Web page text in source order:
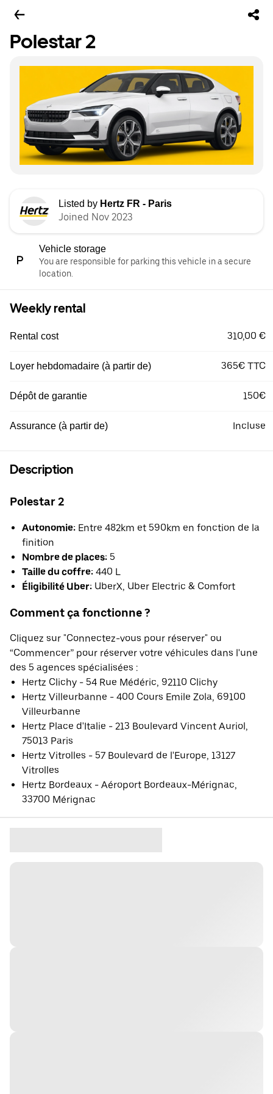
Polestar 2
Listed by Hertz FR - Paris
Joined Nov 2023
Vehicle storage
You are responsible for parking this vehicle in a secure
location.
Weekly rental
Rental cost 310,00 €
Loyer hebdomadaire (à partir de) 365€ TTC
Dépôt de garantie 150€
Assurance (à partir de) Incluse
Description
Polestar 2
Autonomie: Entre 482km et 590km en fonction de la
finition
Nombre de places: 5
Taille du coffre: 440 L
Éligibilité Uber: UberX, Uber Electric & Comfort
Comment ça fonctionne ?
Cliquez sur "Connectez-vous pour réserver" ou
“Commencer” pour réserver votre véhicules dans l'une
des 5 agences spécialisées :
Hertz Clichy - 54 Rue Médéric, 92110 Clichy
Hertz Villeurbanne - 400 Cours Emile Zola, 69100
Villeurbanne
Hertz Place d'Italie - 213 Boulevard Vincent Auriol,
75013 Paris
Hertz Vitrolles - 57 Boulevard de l'Europe, 13127
Vitrolles
Hertz Bordeaux - Aéroport Bordeaux-Mérignac,
33700 Mérignac